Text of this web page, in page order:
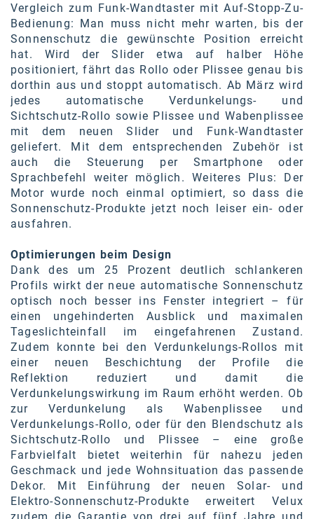
vivo
WALTER GROUP
WEB Windenergie AG
WEconomy - Diversity works!
Calle Libre
ÖZSV
Media
Kontakt
Vergleich zum Funk-Wandtaster mit Auf-Stopp-Zu-
Bedienung: Man muss nicht mehr warten, bis der
Sonnenschutz die gewünschte Position erreicht
hat. Wird der Slider etwa auf halber Höhe
positioniert, fährt das Rollo oder Plissee genau bis
dorthin aus und stoppt automatisch. Ab März wird
jedes automatische Verdunkelungs- und
Sichtschutz-Rollo sowie Plissee und Wabenplissee
mit dem neuen Slider und Funk-Wandtaster
geliefert. Mit dem entsprechenden Zubehör ist
auch die Steuerung per Smartphone oder
Sprachbefehl weiter möglich. Weiteres Plus: Der
Motor wurde noch einmal optimiert, so dass die
Sonnenschutz-Produkte jetzt noch leiser ein- oder
ausfahren.
Optimierungen beim Design
Dank des um 25 Prozent deutlich schlankeren
Profils wirkt der neue automatische Sonnenschutz
optisch noch besser ins Fenster integriert – für
einen ungehinderten Ausblick und maximalen
Tageslichteinfall im eingefahrenen Zustand.
Zudem konnte bei den Verdunkelungs-Rollos mit
einer neuen Beschichtung der Profile die
Reflektion reduziert und damit die
Verdunkelungswirkung im Raum erhöht werden. Ob
zur Verdunkelung als Wabenplissee und
Verdunkelungs-Rollo, oder für den Blendschutz als
Sichtschutz-Rollo und Plissee – eine große
Farbvielfalt bietet weiterhin für nahezu jeden
Geschmack und jede Wohnsituation das passende
Dekor. Mit Einführung der neuen Solar- und
Elektro-Sonnenschutz-Produkte erweitert Velux
zudem die Garantie von drei auf fünf Jahre und